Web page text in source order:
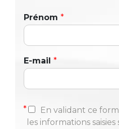
Prénom *
E-mail *
*
En validant ce
les informations